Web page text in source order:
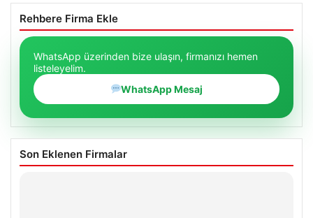
Rehbere Firma Ekle
WhatsApp üzerinden bize ulaşın, firmanızı hemen
listeleyelim.
WhatsApp Mesaj
Son Eklenen Firmalar